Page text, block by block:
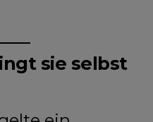
sie selbst